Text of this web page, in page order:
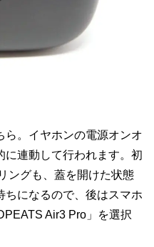
ら。イヤホンの電源オンオ
に連動して行われます。初
ングも、蓋を開けた状態
ちになるので、後はスマホ
Air3 Pro」を選択